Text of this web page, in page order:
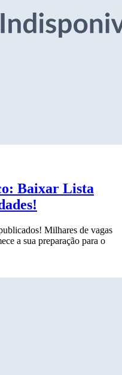
Baixar Lista
Milhares de vagas
a sua preparação para o